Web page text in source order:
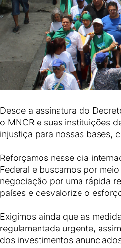
Desde a assinatura do
o MNCR e suas instituições
injustiça para nossas bases,
Reforçamos nesse dia
Federal e buscamos por
negociação por uma rápida
países e desvalorize o
Exigimos ainda que as
regulamentada urgente,
dos investimentos